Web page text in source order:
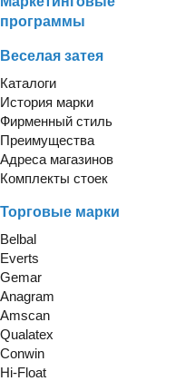
программы
Веселая затея
Каталоги
История марки
Фирменный стиль
Преимущества
Адреса магазинов
Комплекты стоек
Торговые марки
Belbal
Everts
Gemar
Anagram
Amscan
Qualatex
Conwin
Hi-Float